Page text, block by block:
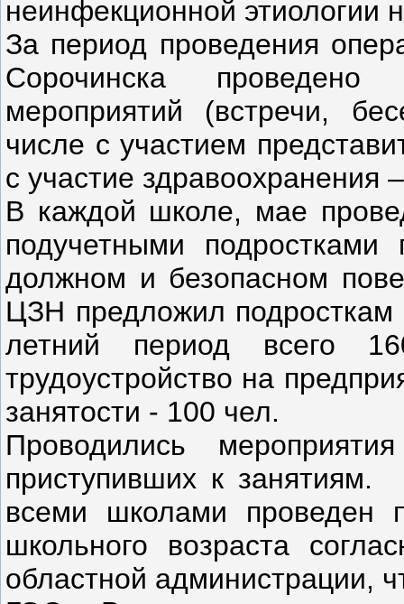
неинфекционной этиологии
За период проведения
Сорочинска
мероприятий (встречи,
числе с участием
с участие здравоохранения
В каждой школе, мае
подучетными
должном и безопасном
ЦЗН предложил подросткам
летний период всего
трудоустройство на
занятости - 100 чел.
Проводились
приступивших к
всеми школами проведен
школьного возраста
областной администрации,